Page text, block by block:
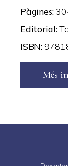
Pàgines
Editorial
ISBN
Més